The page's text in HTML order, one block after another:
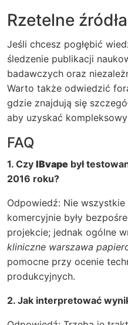
Rzetelne
Jeśli chcesz pogłębić
śledzenie publikacji
badawczych oraz
Warto także odwiedzić
gdzie znajdują się
aby uzyskać
FAQ
1. Czy IBvape był
2016 roku?
Odpowiedź: Nie
komercyjnie były
projekcie; jednak ogólne
kliniczne warszawa
pomocne przy ocenie
produkcyjnych.
2. Jak interpretować